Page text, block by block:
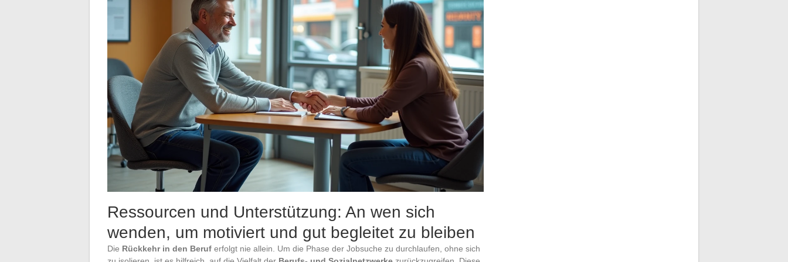
Ressourcen und Unterstützung: An wen sich
wenden, um motiviert und gut begleitet zu bleiben
Die Rückkehr in den Beruf erfolgt nie allein. Um die Phase der Jobsuche zu durchlaufen, ohne sich